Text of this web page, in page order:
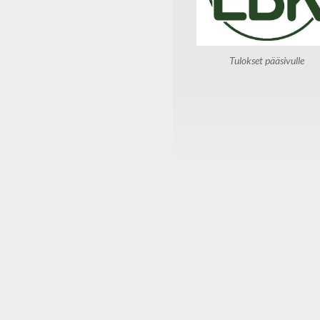
Tulokset pääsivulle